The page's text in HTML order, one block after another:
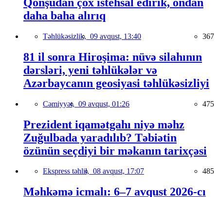
daha baha alırıq
Təhlükəsizlik, 09 avqust, 13:40 367
81 il sonra Hiroşima: nüvə silahının
dərsləri, yeni təhlükələr və
Azərbaycanın geosiyasi təhlükəsizliyi
Cəmiyyət, 09 avqust, 01:26 475
Prezident iqamətgahı niyə məhz
Zuğulbada yaradılıb? Təbiətin
özünün seçdiyi bir məkanın tarixçəsi
Ekspress təhlil, 08 avqust, 17:07 485
Məhkəmə icmalı: 6–7 avqust 2026-cı